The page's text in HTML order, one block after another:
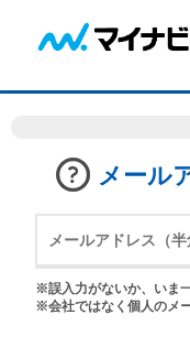
メール
※誤入力がないか、いま
※会社ではなく個人のメ